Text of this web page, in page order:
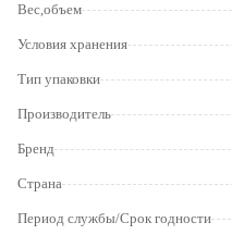
Вес,объем
Условия хранения
Тип упаковки
Производитель
Бренд
Страна
Период службы/Срок годности